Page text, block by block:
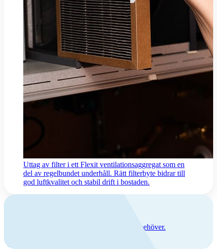
Uttag av filter i ett Flexit ventilationsaggregat som en
del av regelbundet underhåll. Rätt filterbyte bidrar till
god luftkvalitet och stabil drift i bostaden.
Vi gör det enkelt att hitta och beställa det du behöver.